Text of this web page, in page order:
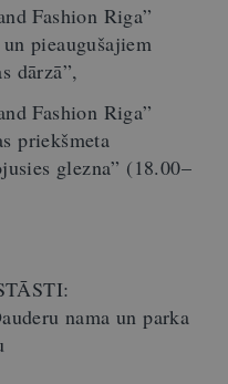
Fashion Riga”
pieaugušajiem
dārzā”,
Fashion Riga”
priekšmeta
glezna” (18.00–
nama un parka